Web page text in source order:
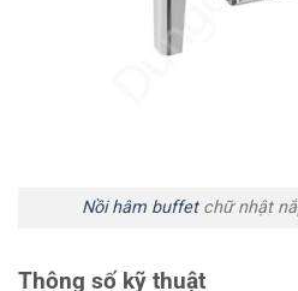
Nồi hâm buffetchữ nhật
Thông số kỹ thuật